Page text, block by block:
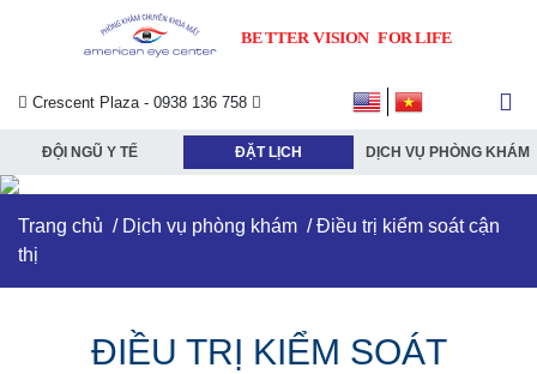
Crescent Plaza - 0938 136 758
ĐỘI NGŨ Y TẾ ĐẶT LỊCH DỊCH VỤ PHÒNG KHÁM
Trang chủ / Dịch vụ phòng khám / Điều trị kiểm soát cận
thị
ĐIỀU TRỊ KIỂM SOÁT